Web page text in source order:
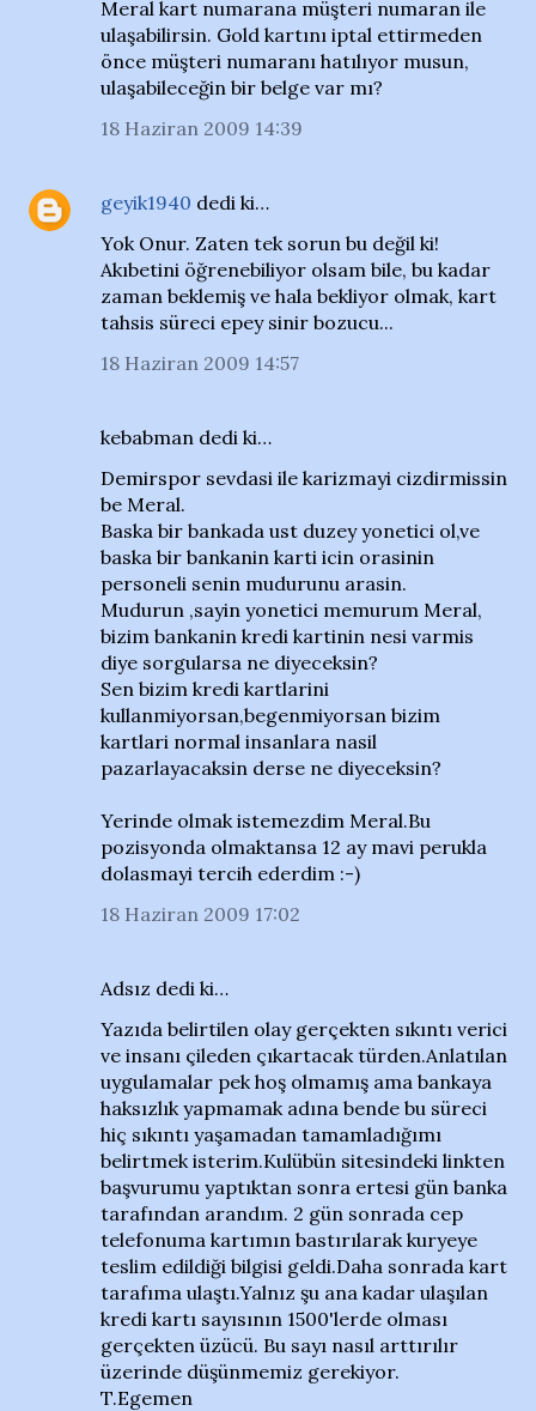
Meral kart numarana müşteri numaran ile
ulaşabilirsin. Gold kartını iptal ettirmeden
önce müşteri numaranı hatılıyor musun,
ulaşabileceğin bir belge var mı?
18 Haziran 2009 14:39
geyik1940 dedi ki…
Yok Onur. Zaten tek sorun bu değil ki!
Akıbetini öğrenebiliyor olsam bile, bu kadar
zaman beklemiş ve hala bekliyor olmak, kart
tahsis süreci epey sinir bozucu...
18 Haziran 2009 14:57
kebabman dedi ki…
Demirspor sevdasi ile karizmayi cizdirmissin
be Meral.
Baska bir bankada ust duzey yonetici ol,ve
baska bir bankanin karti icin orasinin
personeli senin mudurunu arasin.
Mudurun ,sayin yonetici memurum Meral,
bizim bankanin kredi kartinin nesi varmis
diye sorgularsa ne diyeceksin?
Sen bizim kredi kartlarini
kullanmiyorsan,begenmiyorsan bizim
kartlari normal insanlara nasil
pazarlayacaksin derse ne diyeceksin?
Yerinde olmak istemezdim Meral.Bu
pozisyonda olmaktansa 12 ay mavi perukla
dolasmayi tercih ederdim :-)
18 Haziran 2009 17:02
Adsız dedi ki…
Yazıda belirtilen olay gerçekten sıkıntı verici
ve insanı çileden çıkartacak türden.Anlatılan
uygulamalar pek hoş olmamış ama bankaya
haksızlık yapmamak adına bende bu süreci
hiç sıkıntı yaşamadan tamamladığımı
belirtmek isterim.Kulübün sitesindeki linkten
başvurumu yaptıktan sonra ertesi gün banka
tarafından arandım. 2 gün sonrada cep
telefonuma kartımın bastırılarak kuryeye
teslim edildiği bilgisi geldi.Daha sonrada kart
tarafıma ulaştı.Yalnız şu ana kadar ulaşılan
kredi kartı sayısının 1500'lerde olması
gerçekten üzücü. Bu sayı nasıl arttırılır
üzerinde düşünmemiz gerekiyor.
T.Egemen